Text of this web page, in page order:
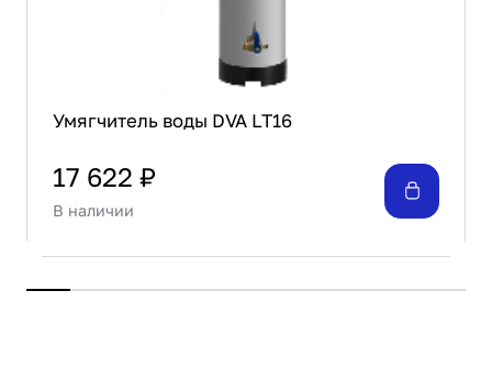
Умягчитель воды DVA LT16
17 622 ₽
В наличии